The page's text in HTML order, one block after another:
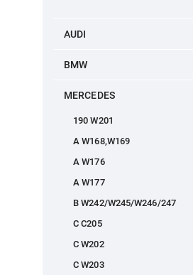
AUDI
BMW
MERCEDES
190 W201
A W168,W169
A W176
A W177
B W242/W245/W246/247
C C205
C W202
C W203